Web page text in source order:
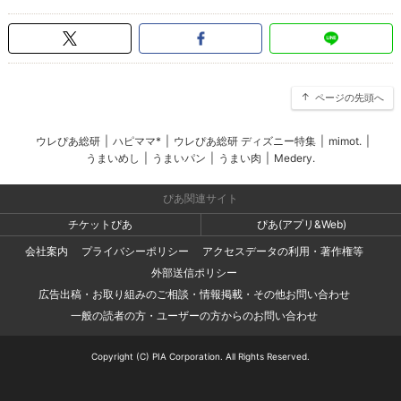
ページの先頭へ
ウレぴあ総研 ハピママ* ウレぴあ総研 ディズニー特集 mimot.
うまいめし
うまいパン うまい肉 Medery.
ぴあ関連サイト
チケットぴあ
ぴあ(アプリ&Web)
会社案内
プライバシーポリシー
アクセスデータの利用・著作権等
外部送信ポリシー
広告出稿・お取り組みのご相談・情報掲載・その他お問い合わせ
一般の読者の方・ユーザーの方からのお問い合わせ
Copyright (C) PIA Corporation. All Rights Reserved.